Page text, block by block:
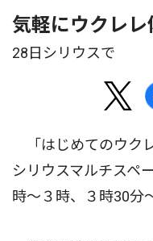
気軽にウクレレ
28日シリウスで
「はじめてのウク
シリウスマルチスペ
時〜３時、３時30分